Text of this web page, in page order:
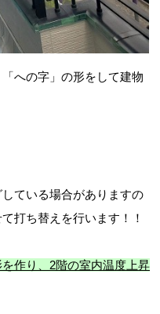
への字」の形をして建物
ている場合がありますの
打ち替えを行います！！
作り、2階の室内温度上昇